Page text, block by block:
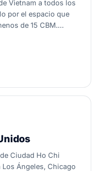
Vietnam a todos los
por el espacio que
de 15 CBM.
principales puertos
Ciudad Ho Chi
Ángeles, Chicago